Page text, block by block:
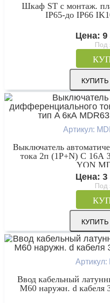
Шкаф ST с монтаж.
IP65-до IP66
Цена: 9
Под
КУПИТЬ
Артикул:
Выключатель
тока 2п (1P+N) C
YON
Цена: 3
Под
КУПИТЬ
Артикул:
Ввод кабельный
М60 наружн. d кабеля